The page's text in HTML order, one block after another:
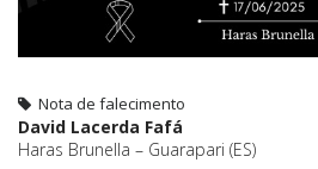
Nota de falecimento
David Lacerda Fafá
Haras Brunella – Guarapari (ES)